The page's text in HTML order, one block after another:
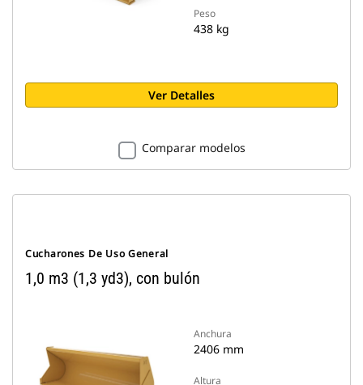
Peso
438 kg
Ver Detalles
Comparar modelos
Cucharones De Uso General
1,0 m3 (1,3 yd3), con bulón
Anchura
2406 mm
Altura